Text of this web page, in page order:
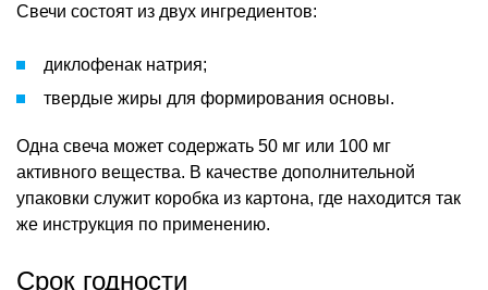
Свечи состоят из двух ингредиентов:
диклофенак натрия;
твердые жиры для формирования основы.
Одна свеча может содержать 50 мг или 100 мг
активного вещества. В качестве дополнительной
упаковки служит коробка из картона, где находится так
же инструкция по применению.
Срок годности